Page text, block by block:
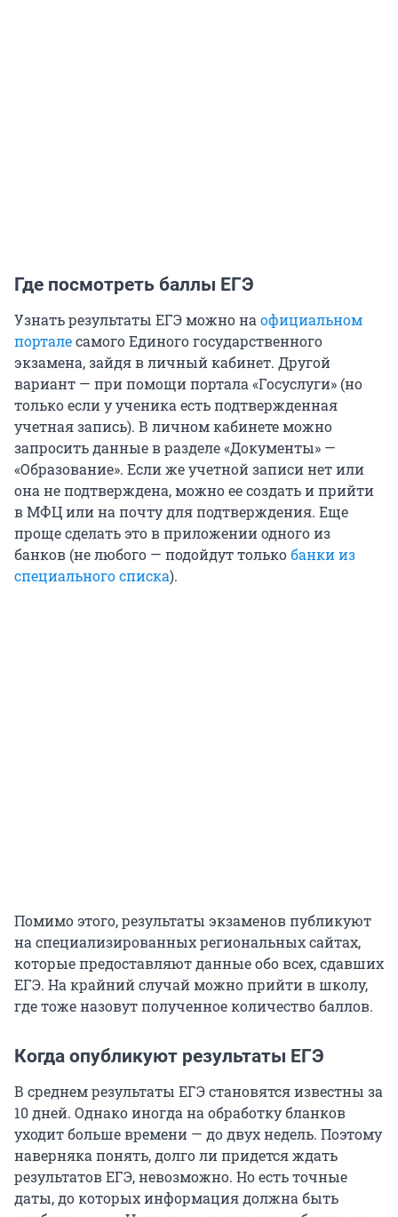
Где посмотреть баллы ЕГЭ
Узнать результаты ЕГЭ можно на официальном
порталесамого Единого государственного
экзамена, зайдя в личный кабинет. Другой
вариант — при помощи портала «Госуслуги» (но
только если у ученика есть подтвержденная
учетная запись). В личном кабинете можно
запросить данные в разделе «Документы» —
«Образование». Если же учетной записи нет или
она не подтверждена, можно ее создать и прийти
в МФЦ или на почту для подтверждения. Еще
проще сделать это в приложении одного из
банков (не любого — подойдут толькобанки из
специального списка).
Помимо этого, результаты экзаменов публикуют
на специализированных региональных сайтах,
которые предоставляют данные обо всех, сдавших
ЕГЭ. На крайний случай можно прийти в школу,
где тоже назовут полученное количество баллов.
Когда опубликуют результаты ЕГЭ
В среднем результаты ЕГЭ становятся известны за
10 дней. Однако иногда на обработку бланков
уходит больше времени — до двух недель. Поэтому
наверняка понять, долго ли придется ждать
результатов ЕГЭ, невозможно. Но есть точные
даты, до которых информация должна быть